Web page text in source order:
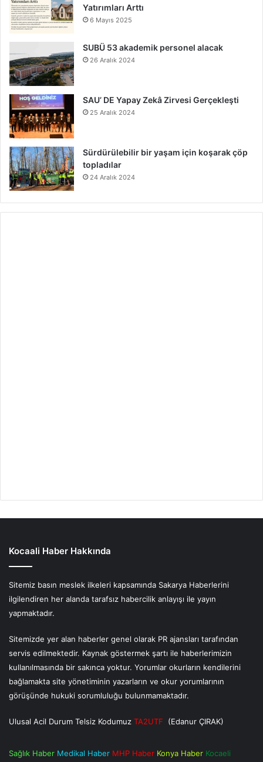
Yatırımları Arttı
6 Mayıs 2025
SUBÜ 53 akademik personel alacak
26 Aralık 2024
SAU’ DE Yapay Zekâ Zirvesi Gerçekleşti
25 Aralık 2024
Sürdürülebilir bir yaşam için koşarak çöp
topladılar
24 Aralık 2024
Kocaali Haber Hakkında
Sitemiz basın meslek ilkeleri kapsamında Sakarya Haberlerini
ilgilendiren her alanda tarafsız habercilik anlayışı ile yayın
yapmaktadır.
Sitemizde yer alan haberler genel olarak PR ajansları tarafından
servis edilmektedir. Kaynak göstermek şartı ile haberlerimizin
kullanılmasında bir sakınca yoktur. Yorumlar okurların kendilerini
bağlamakta site yönetiminin yazarların ve okur yorumlarının
görüşünde hukuki sorumluluğu bulunmamaktadır.
Ulusal Acil Durum Telsiz Kodumuz TA2UTF (Edanur ÇIRAK)
Sağlık Haber Medikal Haber MHP Haber Konya Haber Kocaeli